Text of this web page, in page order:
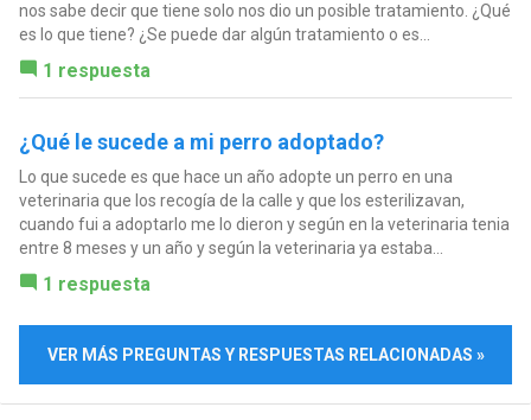
nos sabe decir que tiene solo nos dio un posible tratamiento. ¿Qué
es lo que tiene? ¿Se puede dar algún tratamiento o es...
1 respuesta
¿Qué le sucede a mi perro adoptado?
Lo que sucede es que hace un año adopte un perro en una
veterinaria que los recogía de la calle y que los esterilizavan,
cuando fui a adoptarlo me lo dieron y según en la veterinaria tenia
entre 8 meses y un año y según la veterinaria ya estaba...
1 respuesta
VER MÁS PREGUNTAS Y RESPUESTAS RELACIONADAS »